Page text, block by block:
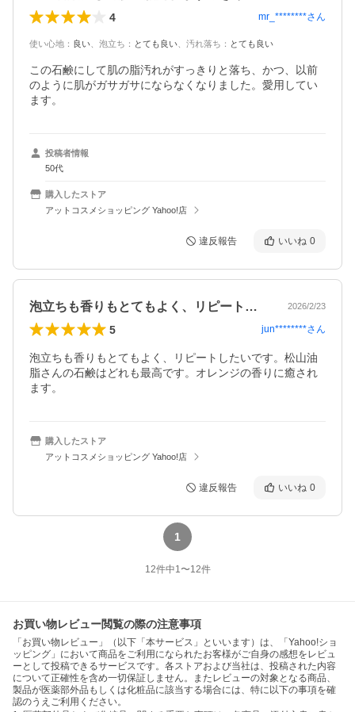
4 mr_********さん
使い心地 ： 良い 泡立ち ： とても良い 汚れ落ち ： とても良い
この石鹸にして肌の脂汚れがすっきりと落ち、かつ、以前
のように肌がガサガサにならなくなりました。愛用してい
ます。
投稿者情報
50代
購入したストア
アットコスメショッピング Yahoo!店
違反報告 いいね 0
泡立ちも香りもとてもよく、リピートした… 2026/2/23
5 jun********さん
泡立ちも香りもとてもよく、リピートしたいです。松山油
脂さんの石鹸はどれも最高です。オレンジの香りに癒され
ます。
購入したストア
アットコスメショッピング Yahoo!店
違反報告 いいね 0
1
12件中1〜12件
お買い物レビュー閲覧の際の注意事項
「お買い物レビュー」（以下「本サービス」といいます）は、「Yahoo!ショ
ッピング」において商品をご利用になられたお客様がご自身の感想をレビュ
ーとして投稿できるサービスです。各ストアおよび当社は、投稿された内容
について正確性を含め一切保証しません。またレビューの対象となる商品、
製品が医薬部外品もしくは化粧品に該当する場合には、特に以下の事項を確
認のうえご利用ください。